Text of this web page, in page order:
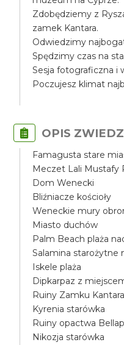
Zdobędziemy z
zamek Kantara.
Odwiedzimy
Spędzimy czas na
Sesja fotograficzna i
Poczujesz klimat
OPIS
Famagusta stare
Meczet Lali Mustafy
Dom Wenecki
Bliźniacze kościoły
Weneckie mury
Miasto duchów
Palm Beach plaża
Salamina starożytne
Iskele plaża
Dipkarpaz z
Ruiny Zamku Kantara
Kyrenia starówka
Ruiny opactwa
Nikozja starówka